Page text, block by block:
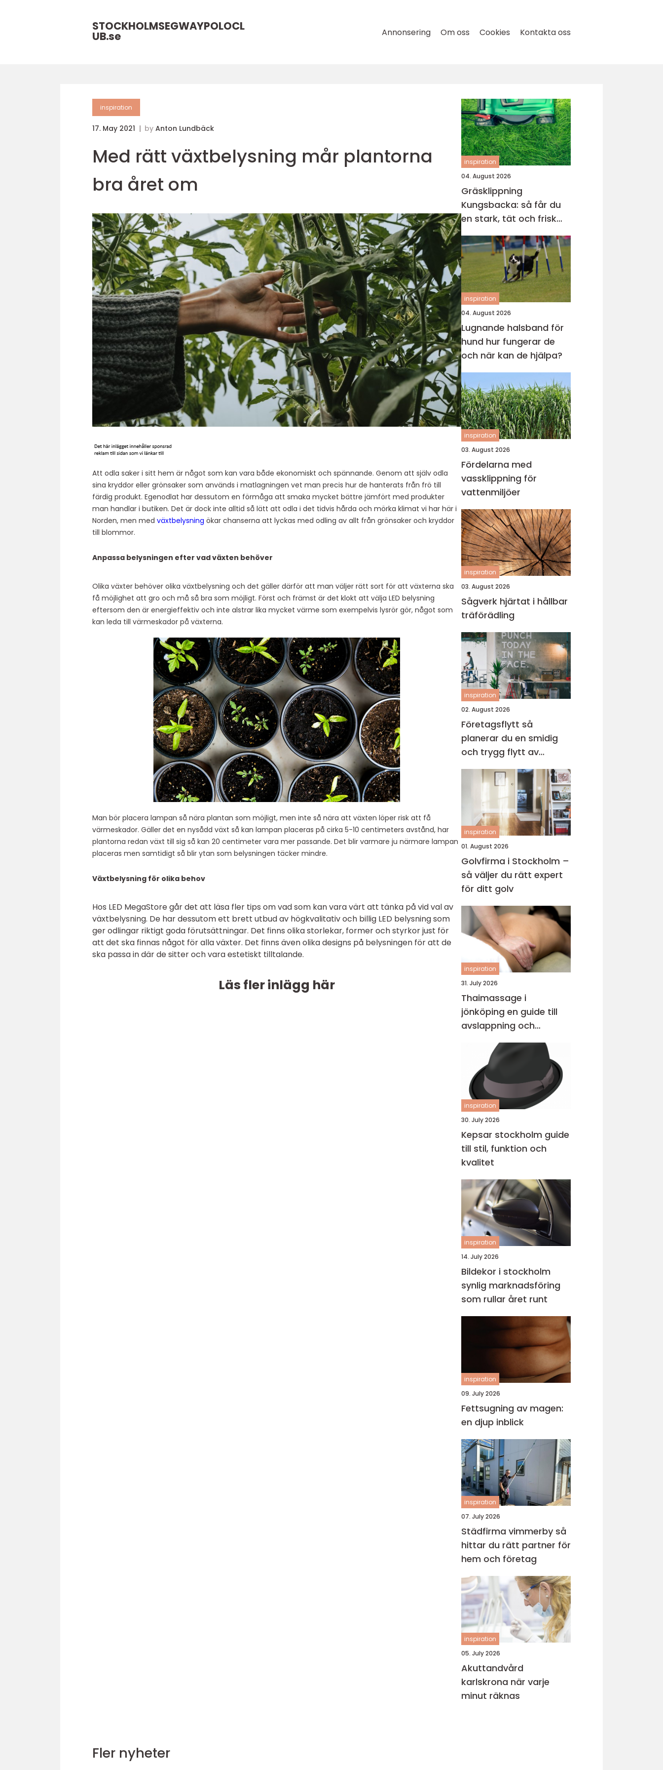
STOCKHOLMSEGWAYPOLOCL
UB.se Annonsering Om oss Cookies Kontakta oss
inspiration
17. May 2021 by Anton Lundbäck
Med rätt växtbelysning mår plantorna
bra året om
Att odla saker i sitt hem är något som kan vara både ekonomiskt och spännande. Genom att själv odla
sina kryddor eller grönsaker som används i matlagningen vet man precis hur de hanterats från frö till
färdig produkt. Egenodlat har dessutom en förmåga att smaka mycket bättre jämfört med produkter
man handlar i butiken. Det är dock inte alltid så lätt att odla i det tidvis hårda och mörka klimat vi har här i
Norden, men med växtbelysning ökar chanserna att lyckas med odling av allt från grönsaker och kryddor
till blommor.
Anpassa belysningen efter vad växten behöver
Olika växter behöver olika växtbelysning och det gäller därför att man väljer rätt sort för att växterna ska
få möjlighet att gro och må så bra som möjligt. Först och främst är det klokt att välja LED belysning
eftersom den är energieffektiv och inte alstrar lika mycket värme som exempelvis lysrör gör, något som
kan leda till värmeskador på växterna.
Man bör placera lampan så nära plantan som möjligt, men inte så nära att växten löper risk att få
värmeskador. Gäller det en nysådd växt så kan lampan placeras på cirka 5-10 centimeters avstånd, har
plantorna redan växt till sig så kan 20 centimeter vara mer passande. Det blir varmare ju närmare lampan
placeras men samtidigt så blir ytan som belysningen täcker mindre.
Växtbelysning för olika behov
Hos LED MegaStore går det att läsa fler tips om vad som kan vara värt att tänka på vid val av
växtbelysning. De har dessutom ett brett utbud av högkvalitativ och billig LED belysning som
ger odlingar riktigt goda förutsättningar. Det finns olika storlekar, former och styrkor just för
att det ska finnas något för alla växter. Det finns även olika designs på belysningen för att de
ska passa in där de sitter och vara estetiskt tilltalande.
Läs fler inlägg här
inspiration
04. August 2026
Gräsklippning
Kungsbacka: så får du
en stark, tät och frisk
gräsmatta
inspiration
04. August 2026
Lugnande halsband för
hund hur fungerar de
och när kan de hjälpa?
inspiration
03. August 2026
Fördelarna med
vassklippning för
vattenmiljöer
inspiration
03. August 2026
Sågverk hjärtat i hållbar
träförädling
inspiration
02. August 2026
Företagsflytt så
planerar du en smidig
och trygg flytt av
verksamheten
inspiration
01. August 2026
Golvfirma i Stockholm –
så väljer du rätt expert
för ditt golv
inspiration
31. July 2026
Thaimassage i
jönköping en guide till
avslappning och
behandling
inspiration
30. July 2026
Kepsar stockholm guide
till stil, funktion och
kvalitet
inspiration
14. July 2026
Bildekor i stockholm
synlig marknadsföring
som rullar året runt
inspiration
09. July 2026
Fettsugning av magen:
en djup inblick
inspiration
07. July 2026
Städfirma vimmerby så
hittar du rätt partner för
hem och företag
inspiration
05. July 2026
Akuttandvård
karlskrona när varje
minut räknas
Fler nyheter